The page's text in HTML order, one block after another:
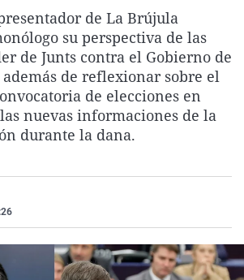
La rosa de los vientos
Gente viajera
Como el perro y el
Caso
Retornados
Equipo de
Operación Viuda
Extremadura
Galicia
La Rioja
Navarra
Virales
Televisión
Elecciones
de La Brújula
su perspectiva de las
de Junts contra el Gobierno de
además de reflexionar sobre el
de elecciones en
nuevas informaciones de la
durante la dana.